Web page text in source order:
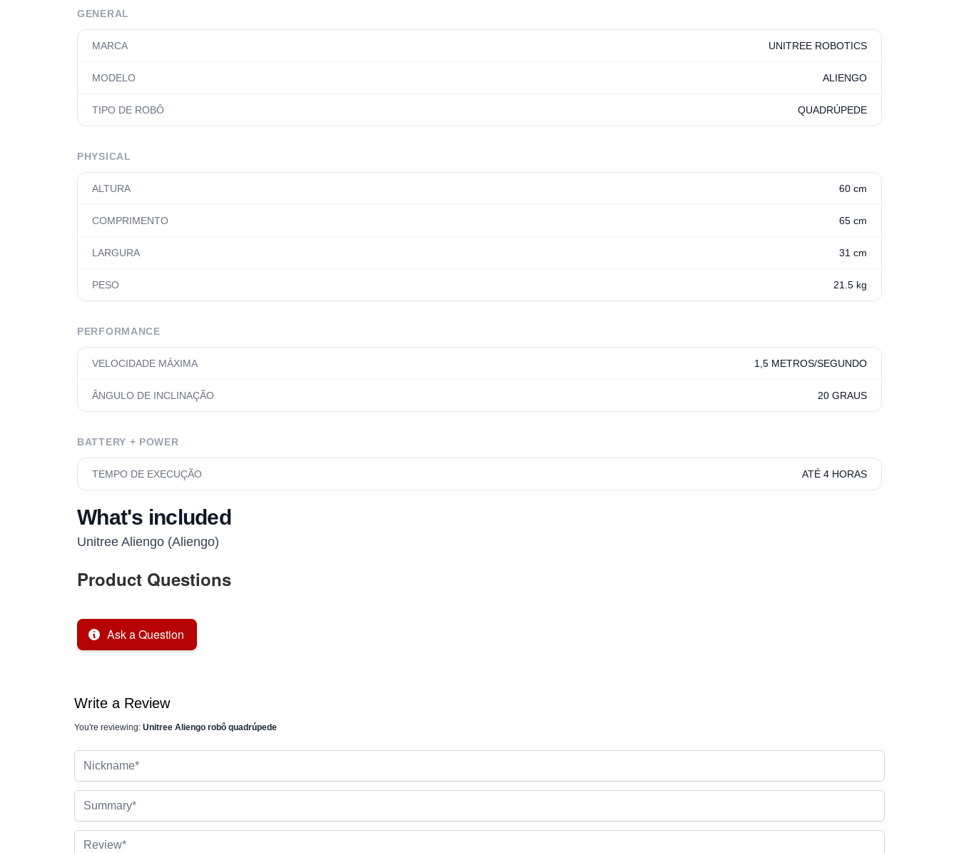
GENERAL
MARCA UNITREE ROBOTICS
MODELO ALIENGO
TIPO DE ROBÔ QUADRÚPEDE
PHYSICAL
ALTURA 60 cm
COMPRIMENTO 65 cm
LARGURA 31 cm
PESO 21.5 kg
PERFORMANCE
VELOCIDADE MÁXIMA 1,5 METROS/SEGUNDO
ÂNGULO DE INCLINAÇÃO 20 GRAUS
BATTERY + POWER
TEMPO DE EXECUÇÃO ATÉ 4 HORAS
What's included
Unitree Aliengo (Aliengo)
Product Questions
Ask a Question
Write a Review
You're reviewing: Unitree Aliengo robô quadrúpede
Review